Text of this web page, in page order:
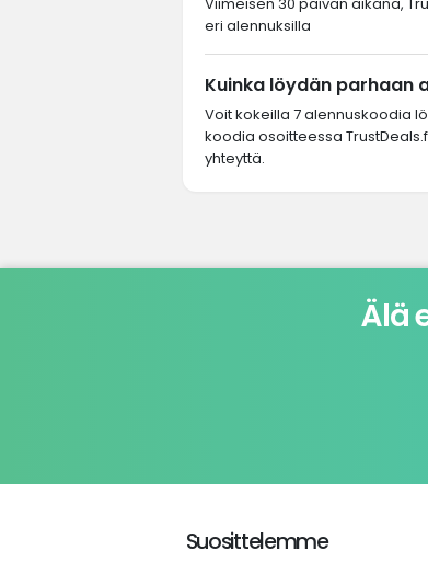
eri alennuksilla
Kuinka löydän parhaan
Voit kokeilla 7 alennuskoodia
koodia osoitteessa
yhteyttä.
Älä
Suosittelemme